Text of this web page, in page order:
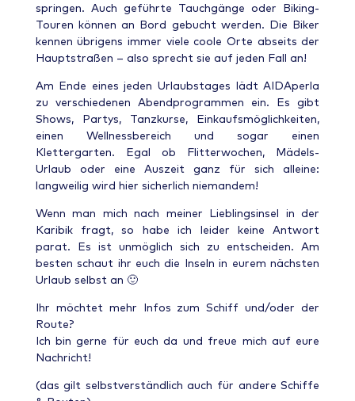
springen. Auch geführte Tauchgänge oder Biking-
Touren können an Bord gebucht werden. Die Biker
kennen übrigens immer viele coole Orte abseits der
Hauptstraßen – also sprecht sie auf jeden Fall an!
Am Ende eines jeden Urlaubstages lädt AIDAperla
zu verschiedenen Abendprogrammen ein. Es gibt
Shows, Partys, Tanzkurse, Einkaufsmöglichkeiten,
einen Wellnessbereich und sogar einen
Klettergarten. Egal ob Flitterwochen, Mädels-
Urlaub oder eine Auszeit ganz für sich alleine:
langweilig wird hier sicherlich niemandem!
Wenn man mich nach meiner Lieblingsinsel in der
Karibik fragt, so habe ich leider keine Antwort
parat. Es ist unmöglich sich zu entscheiden. Am
besten schaut ihr euch die Inseln in eurem nächsten
Urlaub selbst an 🙂
Ihr möchtet mehr Infos zum Schiff und/oder der
Route?
Ich bin gerne für euch da und freue mich auf eure
Nachricht!
(das gilt selbstverständlich auch für andere Schiffe